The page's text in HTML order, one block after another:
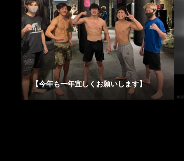
【今年も一年宜しくお願いします】